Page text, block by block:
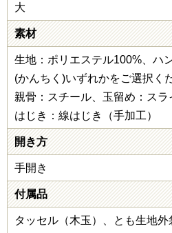
大
素材
生地：ポリエステル100%、ハ
(かんちく)いずれかをご選択く
親骨：スチール、玉留め：スラ
はじき：線はじき（手加工）
開き方
手開き
付属品
タッセル（木玉）、とも生地外